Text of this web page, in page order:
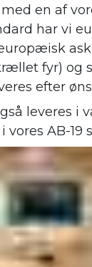
en af
har vi
fyr) og
efter
leveres i
AB-19